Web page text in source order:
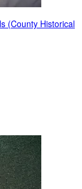
(County Historical